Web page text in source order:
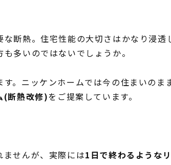
な断熱。住宅性能の大切さはかなり浸透
多いのではないでしょうか。
。ニッケンホームでは今の住まいのま
(断熱改修)をご提案しています。
せんが、実際には1日で終わるような